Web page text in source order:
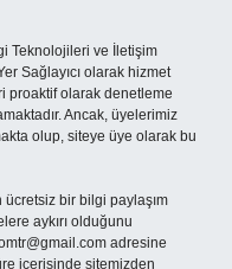
Teknolojileri ve İletişim
Sağlayıcı olarak hizmet
proaktif olarak denetleme
Ancak, üyelerimiz
olup, siteye üye olarak bu
ücretsiz bir bilgi paylaşım
aykırı olduğunu
adresine
içerisinde sitemizden